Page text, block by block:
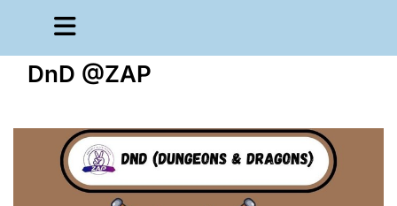
DnD @ZAP